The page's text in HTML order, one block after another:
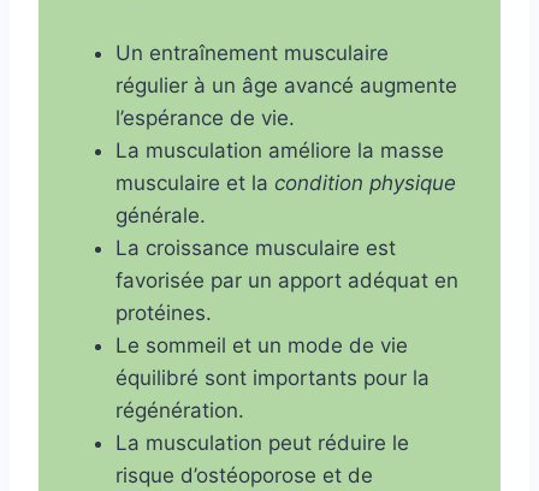
Un entraînement musculaire
régulier à un âge avancé augmente
l’espérance de vie.
La musculation améliore la masse
musculaire et la condition physique
générale.
La croissance musculaire est
favorisée par un apport adéquat en
protéines.
Le sommeil et un mode de vie
équilibré sont importants pour la
régénération.
La musculation peut réduire le
risque d’ostéoporose et de